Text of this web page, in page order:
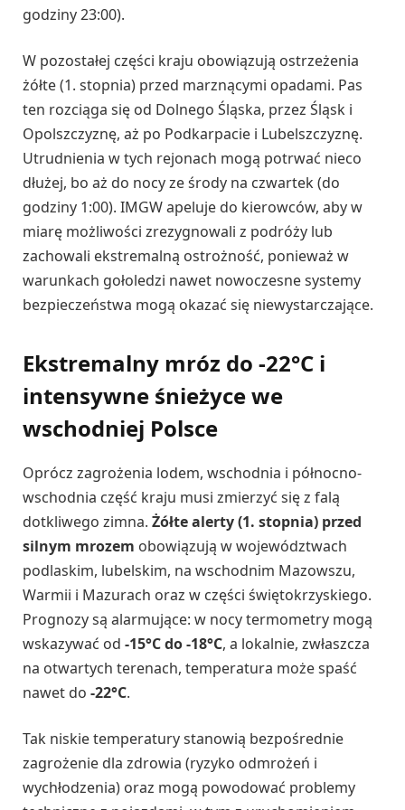
godziny 23:00).
W pozostałej części kraju obowiązują ostrzeżenia
żółte (1. stopnia) przed marznącymi opadami. Pas
ten rozciąga się od Dolnego Śląska, przez Śląsk i
Opolszczyznę, aż po Podkarpacie i Lubelszczyznę.
Utrudnienia w tych rejonach mogą potrwać nieco
dłużej, bo aż do nocy ze środy na czwartek (do
godziny 1:00). IMGW apeluje do kierowców, aby w
miarę możliwości zrezygnowali z podróży lub
zachowali ekstremalną ostrożność, ponieważ w
warunkach gołoledzi nawet nowoczesne systemy
bezpieczeństwa mogą okazać się niewystarczające.
Ekstremalny mróz do -22°C i
intensywne śnieżyce we
wschodniej Polsce
Oprócz zagrożenia lodem, wschodnia i północno-
wschodnia część kraju musi zmierzyć się z falą
dotkliwego zimna. Żółte alerty (1. stopnia) przed
silnym mrozem obowiązują w województwach
podlaskim, lubelskim, na wschodnim Mazowszu,
Warmii i Mazurach oraz w części świętokrzyskiego.
Prognozy są alarmujące: w nocy termometry mogą
wskazywać od -15°C do -18°C, a lokalnie, zwłaszcza
na otwartych terenach, temperatura może spaść
nawet do -22°C.
Tak niskie temperatury stanowią bezpośrednie
zagrożenie dla zdrowia (ryzyko odmrożeń i
wychłodzenia) oraz mogą powodować problemy